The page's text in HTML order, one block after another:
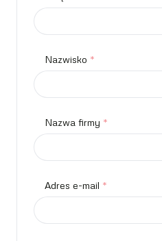
Nazwisko *
Nazwa firmy *
Adres e-mail *